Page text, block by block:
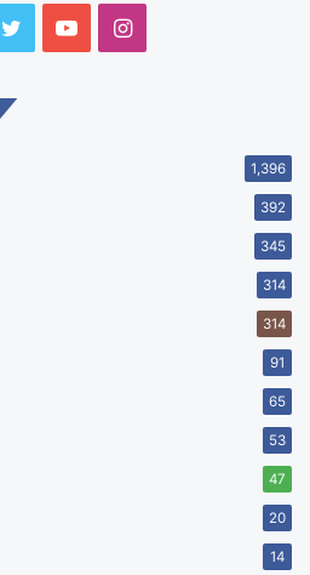
TwitterYouTubeInstagram
1,396
392
345
314
314
91
65
53
47
20
14